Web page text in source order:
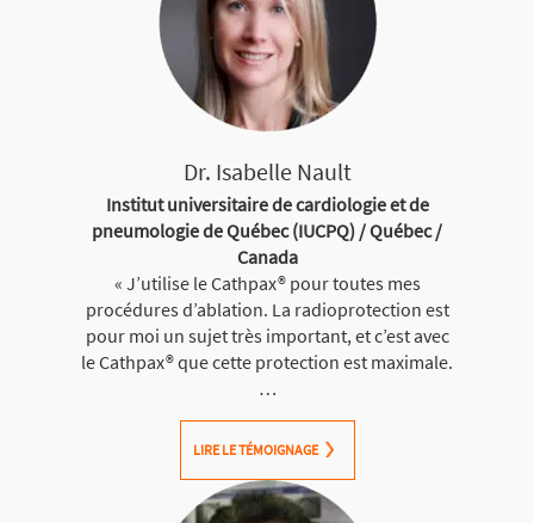
Dr. Isabelle Nault
Institut universitaire de cardiologie et de
pneumologie de Québec (IUCPQ) / Québec /
Canada
« J’utilise le Cathpax® pour toutes mes
procédures d’ablation. La radioprotection est
pour moi un sujet très important, et c’est avec
le Cathpax® que cette protection est maximale.
…
LIRE LE TÉMOIGNAGE